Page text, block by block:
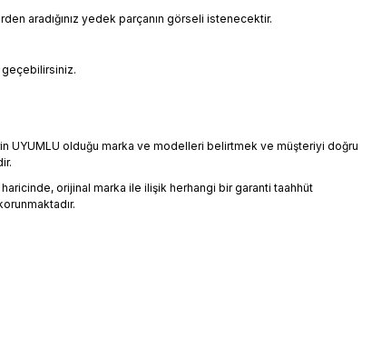
aradığınız yedek parçanın görseli istenecektir.
geçebilirsiniz.
UYUMLU olduğu marka ve modelleri belirtmek ve müşteriyi doğru
haricinde, orijinal marka ile ilişik herhangi bir garanti taahhüt